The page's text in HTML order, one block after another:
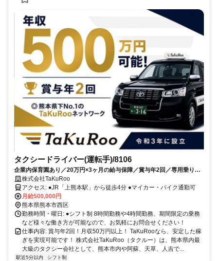
タクシードライバー(運転手)/8106
企業内保育園あり／20万円×3ヶ月の給与保障／賞与年2回／専用乗り場
有＆無線配車多数
株式会社TaKuRoo
アクセス: ●JR「上熊本駅」から徒歩4分 ●マイカー・バイク通勤可
月給500,000円
熊本県熊本市西区
勤務時間・曜日: ●シフト制 8時間勤務や4時間勤務、期間限定の乗務
など様々な働き方が可能なので、お気軽にお問合せください！
仕事内容: 賞与年2回！月収50万円以上！ TaKuRooなら、安定した稼
ぎを実現可能です！ 株式会社TaKuRoo（タクルー）は、熊本県内最
大級のタクシー会社として、熊本市内や阿蘇、天草、人吉で...
駅近5分以内 シフト制